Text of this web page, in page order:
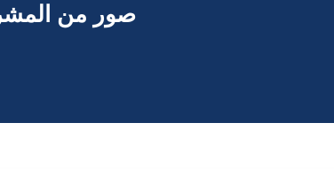
صور من